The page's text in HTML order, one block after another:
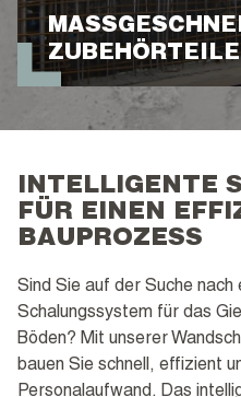
UBEHÖRTEILE
INTELLIGENTE
FÜR EINEN
BAUPROZESS
Sind Sie auf der Suche
Schalungssystem für das
Böden? Mit unserer
bauen Sie schnell, effizient
Personalaufwand. Das